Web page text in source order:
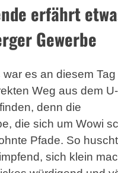
erfährt
Gewerbe
es an diesem
Weg aus dem
denn die
die sich um Wowi
Pfade. So
sich klein